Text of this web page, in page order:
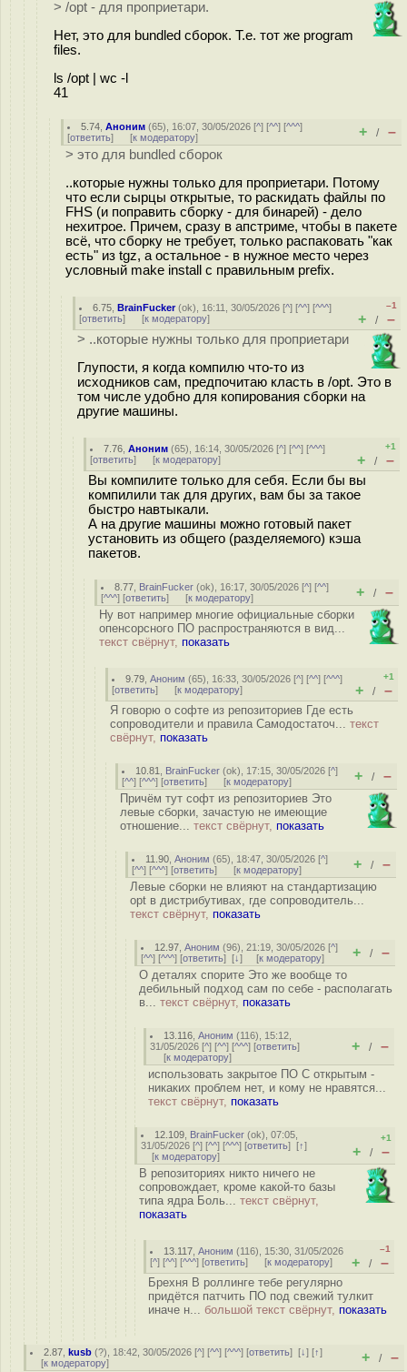
> /opt - для проприетари.
Нет, это для bundled сборок. Т.е. тот же program
files.
ls /opt | wc -l
41
5.74 ,Аноним (65), 16:07, 30/05/2026 [^] [^^] [^^^]
[ответить] [к модератору] + / –
> это для bundled сборок
..которые нужны только для проприетари. Потому
что если сырцы открытые, то раскидать файлы по
FHS (и поправить сборку - для бинарей) - дело
нехитрое. Причем, сразу в апстриме, чтобы в пакете
всё, что сборку не требует, только распаковать "как
есть" из tgz, а остальное - в нужное место через
условный make install с правильным prefix.
6.75 ,BrainFucker(ok), 16:11, 30/05/2026 [^] [^^] [^^^]
[ответить] [к модератору]
–1
+ / –
> ..которые нужны только для проприетари
Глупости, я когда компилю что-то из
исходников сам, предпочитаю класть в /opt. Это в
том числе удобно для копирования сборки на
другие машины.
7.76 ,Аноним (65), 16:14, 30/05/2026 [^] [^^] [^^^]
[ответить] [к модератору]
+1
+ / –
Вы компилите только для себя. Если бы вы
компилили так для других, вам бы за такое
быстро навтыкали.
А на другие машины можно готовый пакет
установить из общего (разделяемого) кэша
пакетов.
8.77 BrainFucker (ok), 16:17, 30/05/2026 [^] [^^]
[^^^] [ответить] [к модератору] + / –
Ну вот например многие официальные сборки
опенсорсного ПО распространяются в вид...
текст свёрнут, показать
9.79 ,Аноним (65), 16:33, 30/05/2026 [^] [^^] [^^^]
[ответить] [к модератору]
+1
+ / –
Я говорю о софте из репозиториев Где есть
сопроводители и правила Самодостаточ... текст
свёрнут, показать
10.81 BrainFucker (ok), 17:15, 30/05/2026 [^]
[^^] [^^^] [ответить] [к модератору] + / –
Причём тут софт из репозиториев Это
левые сборки, зачастую не имеющие
отношение... текст свёрнут, показать
11.90 ,Аноним (65), 18:47, 30/05/2026 [^]
[^^] [^^^] [ответить] [к модератору] + / –
Левые сборки не влияют на стандартизацию
opt в дистрибутивах, где сопроводитель...
текст свёрнут, показать
12.97 ,Аноним (96), 21:19, 30/05/2026 [^]
[^^] [^^^] [ответить] [↓] [к модератору] + / –
О деталях спорите Это же вообще то
дебильный подход сам по себе - располагать
в... текст свёрнут, показать
13.116 ,Аноним (116), 15:12,
31/05/2026 [^] [^^] [^^^] [ответить]
[к модератору]
+ / –
использовать закрытое ПО С открытым -
никаких проблем нет, и кому не нравятся...
текст свёрнут, показать
12.109 BrainFucker (ok), 07:05,
31/05/2026 [^] [^^] [^^^] [ответить] [↑]
[к модератору]
+1
+ / –
В репозиториях никто ничего не
сопровождает, кроме какой-то базы
типа ядра Боль... текст свёрнут,
показать
13.117 ,Аноним (116), 15:30, 31/05/2026
[^] [^^] [^^^] [ответить] [к модератору]
–1
+ / –
Брехня В роллинге тебе регулярно
придётся патчить ПО под свежий тулкит
иначе н... большой текст свёрнут, показать
2.87 ,kusb (?), 18:42, 30/05/2026 [^] [^^] [^^^] [ответить][↓] [↑]
[к модератору] + / –